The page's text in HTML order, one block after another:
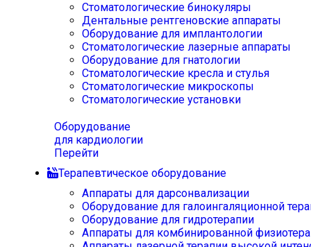
Стоматологические бинокуляры
Дентальные рентгеновские аппараты
Оборудование для имплантологии
Стоматологические лазерные аппараты
Оборудование для гнатологии
Стоматологические кресла и стулья
Стоматологические микроскопы
Стоматологические установки
Оборудование
для кардиологии
Перейти
Терапевтическое оборудование
Аппараты для дарсонвализации
Оборудование для галоингаляционной
Оборудование для гидротерапии
Аппараты для комбинированной